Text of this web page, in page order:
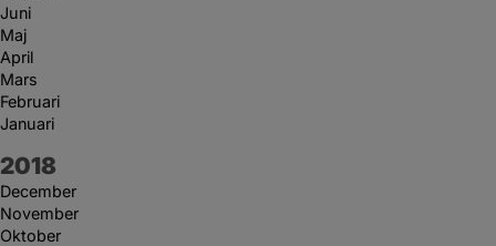
Juni
Maj
April
Mars
Februari
Januari
År:
2018
December
November
Oktober